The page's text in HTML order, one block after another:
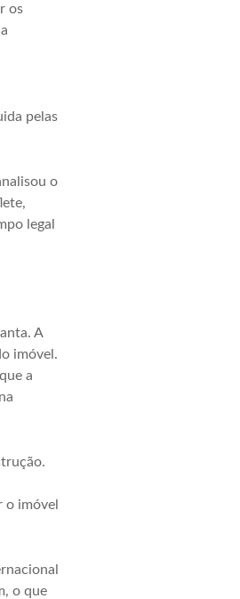
os
pelas
o
legal
A
imóvel.
a
imóvel
o que